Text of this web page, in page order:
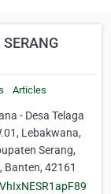
Articles
- Desa Telaga
Lebakwana,
Serang,
Banten, 42161